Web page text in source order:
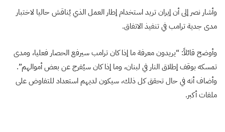
وأشار نصر إلى أن إيران تريد استخدام إطار العمل الذي يُناقش حاليا لاختبار
مدى جدية ترامب في تنفيذ الاتفاق.
وأوضح قائلاً: “يريدون معرفة ما إذا كان ترامب سيرفع الحصار فعليا، ومدى
تمسكه بوقف إطلاق النار في لبنان، وما إذا كان سيُفرج عن بعض أموالهم”.
وأضاف أنه في حال تحقق كل ذلك، سيكون لديهم استعداد للتفاوض على
ملفات أكبر.